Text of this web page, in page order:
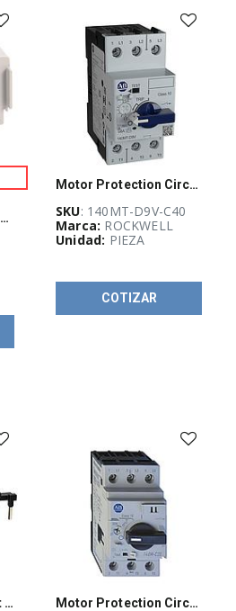
Internal Auxiliary Contact - 1 NC
Motor Protection Circuit Breaker, Rockwell Automation, 30-34 A, 480V 60Hz, frame D - 140MT-D9V-C40
SKU: 140MT-D9V-C40
Marca: ROCKWELL
Unidad: PIEZA
COTIZAR
Three-phase compact busbar for MPCBs - 64 A max Motor Protection Circuit Breaker, C Frame, 23 - 29A, Trip Class 10